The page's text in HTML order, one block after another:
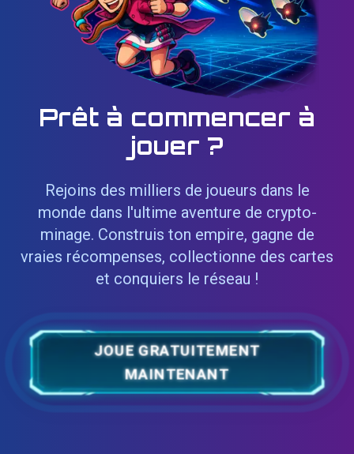
Prêt à commencer à
jouer ?
Rejoins des milliers de joueurs dans le
monde dans l'ultime aventure de crypto-
minage. Construis ton empire, gagne de
vraies récompenses, collectionne des cartes
et conquiers le réseau !
JOUE GRATUITEMENT
MAINTENANT